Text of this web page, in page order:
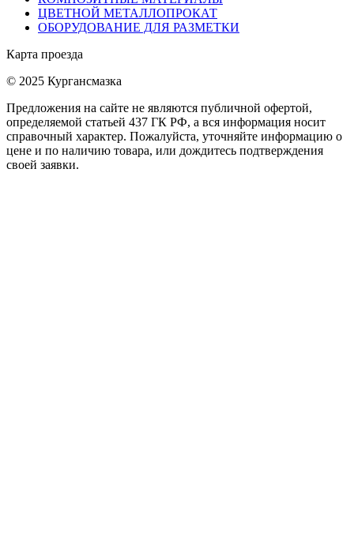
ЦВЕТНОЙ МЕТАЛЛОПРОКАТ
ОБОРУДОВАНИЕ ДЛЯ РАЗМЕТКИ
Карта проезда
© 2025 Кургансмазка
Предложения на сайте не являются публичной офертой,
определяемой статьей 437 ГК РФ, а вся информация носит
справочный характер. Пожалуйста, уточняйте информацию о
цене и по наличию товара, или дождитесь подтверждения
своей заявки.